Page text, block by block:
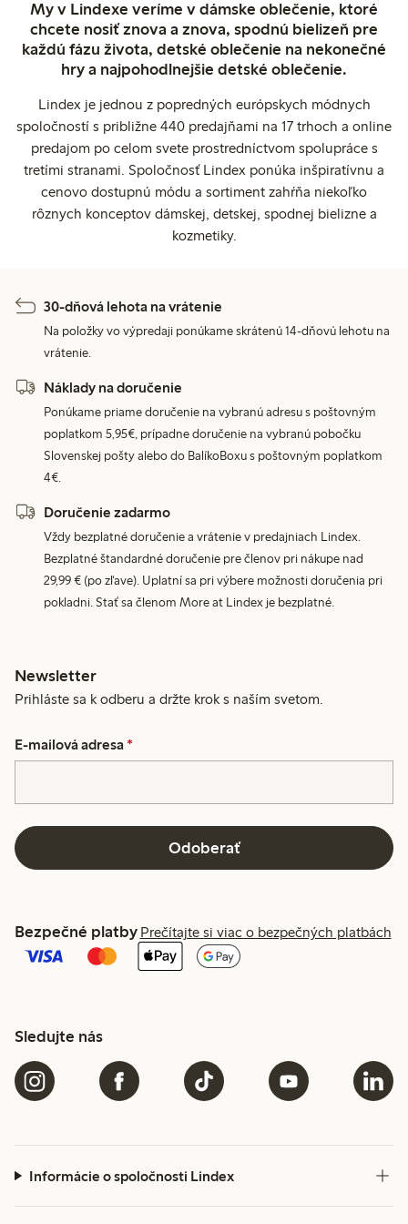
My v Lindexe veríme v dámske oblečenie, ktoré
chcete nosiť znova a znova, spodnú bielizeň pre
každú fázu života, detské oblečenie na nekonečné
hry a najpohodlnejšie detské oblečenie.
Lindex je jednou z popredných európskych módnych
spoločností s približne 440 predajňami na 17 trhoch a online
predajom po celom svete prostredníctvom spolupráce s
tretími stranami. Spoločnosť Lindex ponúka inšpiratívnu a
cenovo dostupnú módu a sortiment zahŕňa niekoľko
rôznych konceptov dámskej, detskej, spodnej bielizne a
kozmetiky.
30-dňová lehota na vrátenie
Na položky vo výpredaji ponúkame skrátenú 14-dňovú lehotu na
vrátenie.
Náklady na doručenie
Ponúkame priame doručenie na vybranú adresu s poštovným
poplatkom 5,95€, prípadne doručenie na vybranú pobočku
Slovenskej pošty alebo do BalíkoBoxu s poštovným poplatkom
4€.
Doručenie zadarmo
Vždy bezplatné doručenie a vrátenie v predajniach Lindex.
Bezplatné štandardné doručenie pre členov pri nákupe nad
29,99 € (po zľave). Uplatní sa pri výbere možnosti doručenia pri
pokladni. Stať sa členom More at Lindex je bezplatné.
Newsletter
Prihláste sa k odberu a držte krok s naším svetom.
E-mailová adresa *
Odoberať
Bezpečné platby Prečítajte si viac o bezpečných platbách
Sledujte nás
Informácie o spoločnosti Lindex